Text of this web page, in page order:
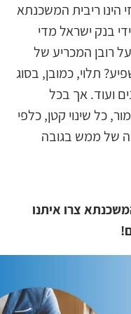
ריבית המשכנתא
ישראל מדי
המכריע של
תלוי, כמובן, בסוג
אך בכל
כל שינוי קטן, כלפי
ממש בגובה
צרו איתנו